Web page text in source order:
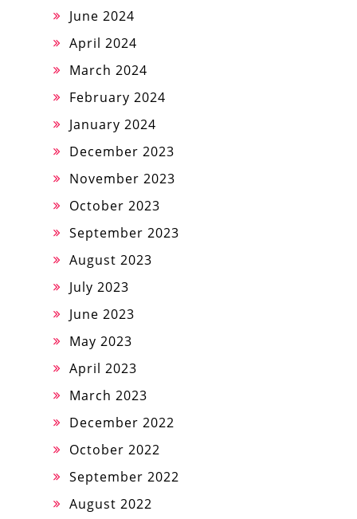
June 2024
April 2024
March 2024
February 2024
January 2024
December 2023
November 2023
October 2023
September 2023
August 2023
July 2023
June 2023
May 2023
April 2023
March 2023
December 2022
October 2022
September 2022
August 2022